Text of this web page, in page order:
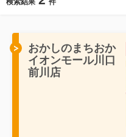
検索結果 件
おかしのまちおか
イオンモール川口
前川店